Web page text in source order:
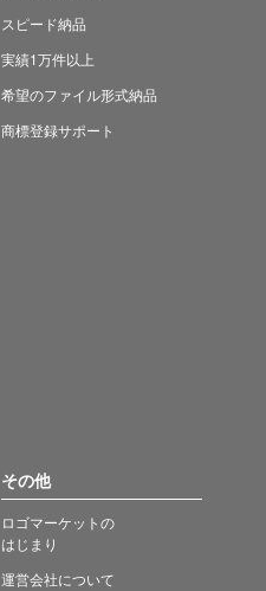
スピード納品
実績1万件以上
希望のファイル形式納品
商標登録サポート
その他
ロゴマーケットの
はじまり
運営会社について